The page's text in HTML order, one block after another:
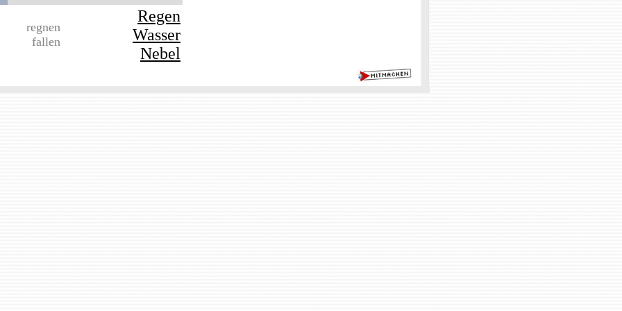
regnen
fallen
Regen
Wasser
Nebel